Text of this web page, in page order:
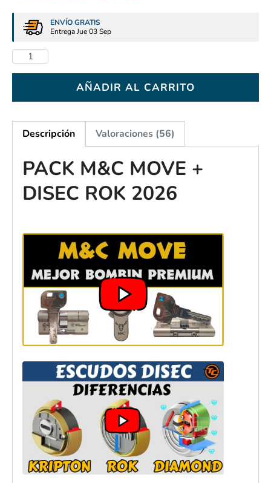
ENVÍO GRATIS
Entrega Jue 03 Sep
AÑADIR AL CARRITO
Descripción Valoraciones (56)
PACK M&C MOVE +
DISEC ROK 2026